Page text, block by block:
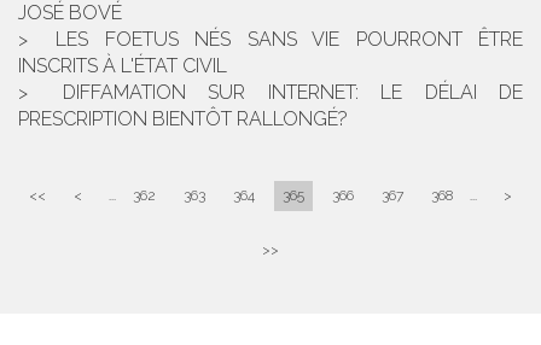
JOSÉ BOVÉ
LES FOETUS NÉS SANS VIE POURRONT ÊTRE
INSCRITS À L'ÉTAT CIVIL
DIFFAMATION SUR INTERNET: LE DÉLAI DE
PRESCRIPTION BIENTÔT RALLONGÉ?
<< < ... 362 363 364 365 366 367 368 ... >
>>